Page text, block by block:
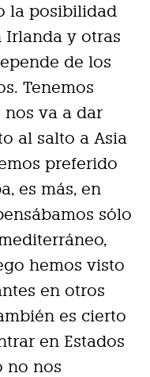
la posibilidad
Irlanda y otras
de los
Tenemos
va a dar
al salto a Asia
preferido
es más, en
sólo
hemos visto
en otros
es cierto
en Estados
no nos